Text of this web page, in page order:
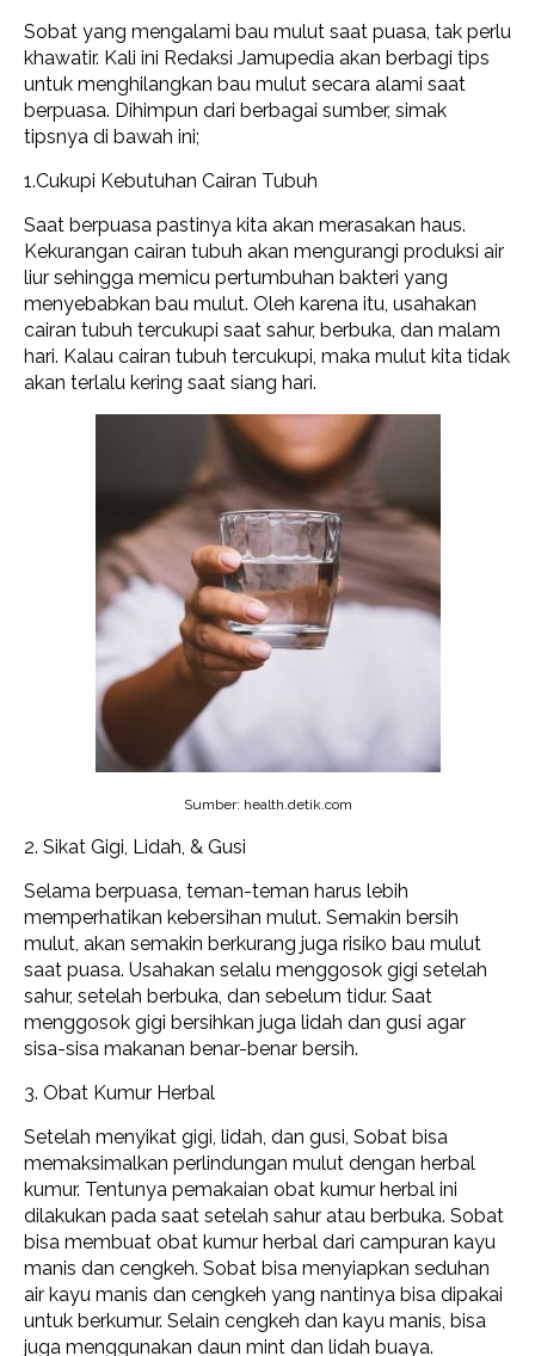
Sobat yang mengalami bau mulut saat puasa, tak perlu
khawatir. Kali ini Redaksi Jamupedia akan berbagi tips
untuk menghilangkan bau mulut secara alami saat
berpuasa. Dihimpun dari berbagai sumber, simak
tipsnya di bawah ini;
1.Cukupi Kebutuhan Cairan Tubuh
Saat berpuasa pastinya kita akan merasakan haus.
Kekurangan cairan tubuh akan mengurangi produksi air
liur sehingga memicu pertumbuhan bakteri yang
menyebabkan bau mulut. Oleh karena itu, usahakan
cairan tubuh tercukupi saat sahur, berbuka, dan malam
hari. Kalau cairan tubuh tercukupi, maka mulut kita tidak
akan terlalu kering saat siang hari.
Sumber: health.detik.com
2. Sikat Gigi, Lidah, & Gusi
Selama berpuasa, teman-teman harus lebih
memperhatikan kebersihan mulut. Semakin bersih
mulut, akan semakin berkurang juga risiko bau mulut
saat puasa. Usahakan selalu menggosok gigi setelah
sahur, setelah berbuka, dan sebelum tidur. Saat
menggosok gigi bersihkan juga lidah dan gusi agar
sisa-sisa makanan benar-benar bersih.
3. Obat Kumur Herbal
Setelah menyikat gigi, lidah, dan gusi, Sobat bisa
memaksimalkan perlindungan mulut dengan herbal
kumur. Tentunya pemakaian obat kumur herbal ini
dilakukan pada saat setelah sahur atau berbuka. Sobat
bisa membuat obat kumur herbal dari campuran kayu
manis dan cengkeh. Sobat bisa menyiapkan seduhan
air kayu manis dan cengkeh yang nantinya bisa dipakai
untuk berkumur. Selain cengkeh dan kayu manis, bisa
juga menggunakan daun mint dan lidah buaya.